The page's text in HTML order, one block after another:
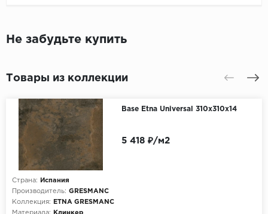
Не забудьте купить
Товары из коллекции
Base Etna Universal 310x310x14
Страна:
Испания
Производитель: GRESMANC
Коллекция:
ETNA GRESMANC
Материала:
Клинкер
5 418 ₽/м2